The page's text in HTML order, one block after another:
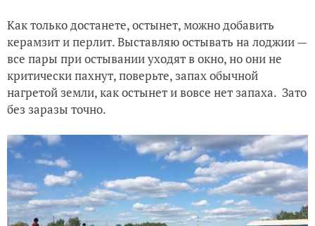
Как только достанете, остынет, можно добавить
керамзит и перлит. Выставляю остывать на лоджии —
все пары при остывании уходят в окно, но они не
критически пахнут, поверьте, запах обычной
нагретой земли, как остынет и вовсе нет запаха. Зато
без заразы точно.